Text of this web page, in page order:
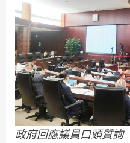
政府回應議員口頭質詢